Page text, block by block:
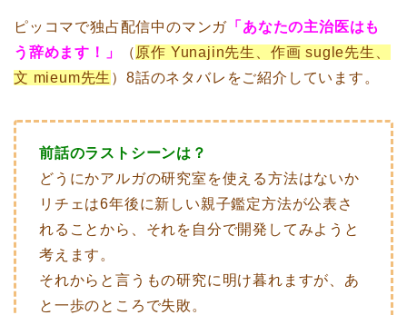
ピッコマで独占配信中のマンガ 「あなたの主治医はも
う辞めます！」
（ 原作 Yunajin先生、作画 sugle先生、
文 mieum先生 ）8話のネタバレをご紹介しています。
前話のラストシーンは？
どうにかアルガの研究室を使える方法はないか
リチェは6年後に新しい親子鑑定方法が公表さ
れることから、それを自分で開発してみようと
考えます。
それからと言うもの研究に明け暮れますが、あ
と一歩のところで失敗。